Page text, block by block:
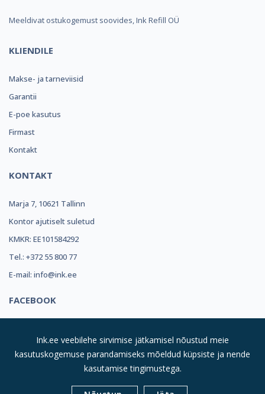
Meeldivat ostukogemust soovides, Ink Refill OÜ
KLIENDILE
Makse- ja tarneviisid
Garantii
E-poe kasutus
Firmast
Kontakt
KONTAKT
Marja 7, 10621 Tallinn
Kontor ajutiselt suletud
KMKR: EE101584292
Tel.: +372 55 800 77
E-mail: info@ink.ee
FACEBOOK
Kõik Õigused Kaitstud
Ink.ee veebilehe sirvimise jätkamisel nõustud meie
kasutuskogemuse parandamiseks mõeldud küpsiste ja nende
kasutamise tingimustega.